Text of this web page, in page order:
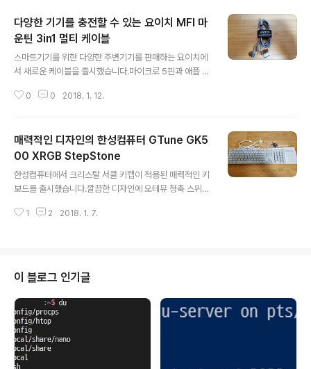
다양한 기기를 충전할 수 있는 요이치 MFI 마
운틴 3in1 멀티 케이블
스마트기기를 위한 다양한 주변기기를 판매하는 요이치에
서 새로운 케이블을 출시했습니다.마이크로 5핀과 애플 8
멀티 케이블입니다.다양한 스마트기기와 함께 사용할 수
송 박스박스에서는 회사 정보와 함께 반품시 필요한 정보
를 확인할 수 있습니다. ▼ 제품 박스3 타입의 단자가 모두
연결되어 있는 형태의 케이블의 모습을 확인할 수 있습니
다.▼ 박스 후면박스 후면에는 제품의 특징 등을 확인할 수
기간을 제공하기 때문에 안심하고 사용할 수 있습니다.▼
0 0 2018. 1. 12.
매력적인 디자인의 한성컴퓨터 GTune GK5
00 XRGB StepStone
한성컴퓨터에서 크리스탈 서클 키캡이 적용된 매력적인 키
보드를 출시했습니다.깔끔한 디자인에 오테뮤 청축 스위치
입니다.XRGB 적용으로 매력을 더한 한성컴퓨터 GTune
을 확인할 수 있습니다.▼ 스위치 종류박스의 측면에서 스
위치 색상을 확인할 수 있는데 오테뮤 청축이 적용된 제품
입니다.▼ 박스 개봉박스를 열면 키보드가 깔끔하게 포장
되어 있습니다.▼ 제품 구성품 키보드와 함께 키캡과 스위
치 리무버가 포함된 구성입니다.여분의 청축 스위치 2개와
청소를 위한 브러시 역시 ..
1 2 2018. 1. 7.
이 블로그 인기글